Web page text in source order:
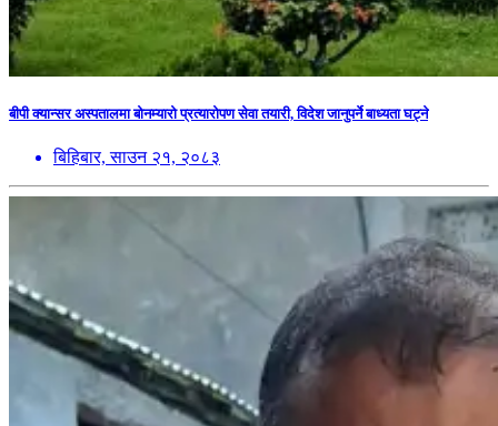
बीपी क्यान्सर अस्पतालमा बोनम्यारो प्रत्यारोपण सेवा तयारी, विदेश जानुपर्ने बाध्यता घट्ने
बिहिबार, साउन २१, २०८३